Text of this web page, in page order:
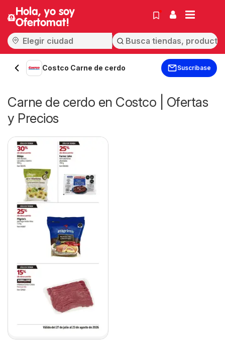
Hola, yo soy
Ofertomat!
Costco Carne de cerdo Suscríbase
Carne de cerdo en Costco | Ofertas
y Precios